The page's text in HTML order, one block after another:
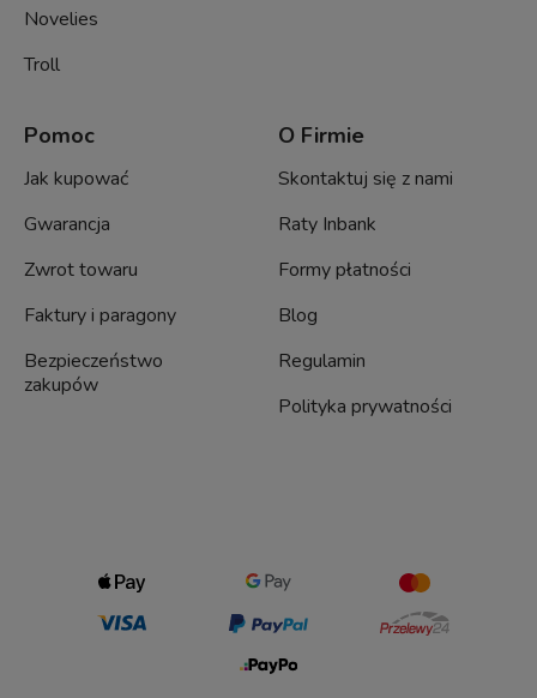
Novelies
Troll
Pomoc
Jak kupować
Gwarancja
Zwrot towaru
Faktury i paragony
Bezpieczeństwo
zakupów
O Firmie
Skontaktuj się z nami
Raty Inbank
Formy płatności
Blog
Regulamin
Polityka prywatności